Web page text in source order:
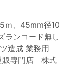
ｍ、45mm径10
ランコード無し
造成 業務用
販専門店 株式